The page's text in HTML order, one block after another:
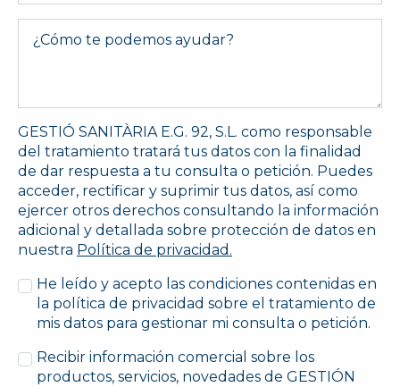
Message
GESTIÓ SANITÀRIA E.G. 92, S.L. como responsable
del tratamiento tratará tus datos con la finalidad
de dar respuesta a tu consulta o petición. Puedes
acceder, rectificar y suprimir tus datos, así como
ejercer otros derechos consultando la información
adicional y detallada sobre protección de datos en
nuestra Política de privacidad.
He leído y acepto las condiciones contenidas en
la política de privacidad sobre el tratamiento de
mis datos para gestionar mi consulta o petición.
Recibir información comercial sobre los
productos, servicios, novedades de GESTIÓN